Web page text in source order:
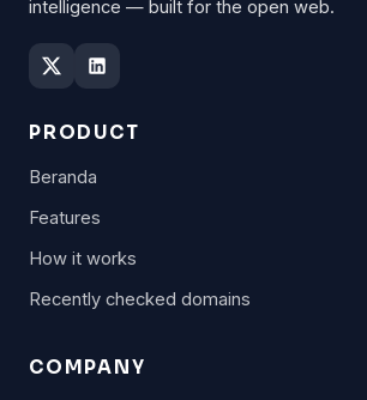
intelligence — built for the open web.
PRODUCT
Beranda
Features
How it works
Recently checked domains
COMPANY